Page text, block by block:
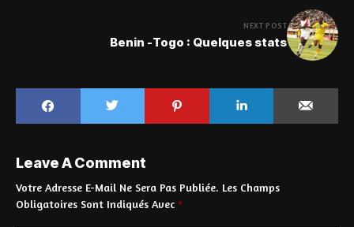
NEXT POST
Benin -Togo : Quelques stats
Leave A Comment
Votre Adresse E-Mail Ne Sera Pas Publiée. Les Champs
Obligatoires Sont Indiqués Avec *